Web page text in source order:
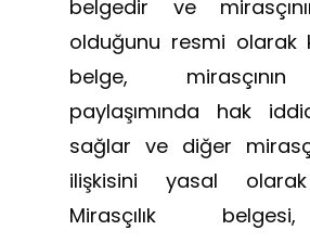
belgedir ve
olduğunu resmi olarak
belge,
paylaşımında hak
sağlar ve diğer
ilişkisini yasal
Mirasçılık